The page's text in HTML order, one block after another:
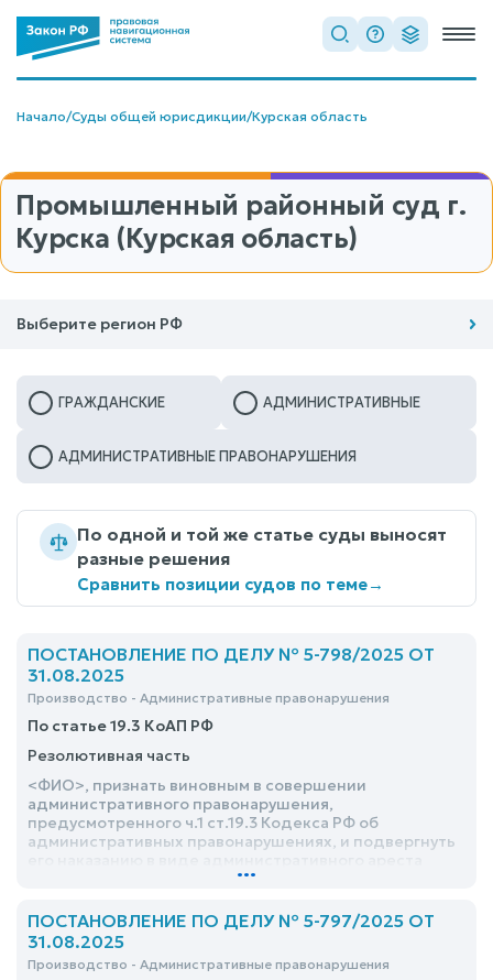
Начало/Суды общей юрисдикции/Курская область
Промышленный районный суд г.
Курска (Курская область)
Выберите регион РФ
ГРАЖДАНСКИЕ АДМИНИСТРАТИВНЫЕ
АДМИНИСТРАТИВНЫЕ ПРАВОНАРУШЕНИЯ
По одной и той же статье суды выносят
разные решения
Сравнить позиции судов по теме→
ПОСТАНОВЛЕНИЕ ПО ДЕЛУ № 5-798/2025 ОТ
31.08.2025
Производство - Административные правонарушения
По статье 19.3 КоАП РФ
Резолютивная часть
<ФИО>, признать виновным в совершении
административного правонарушения,
предусмотренного ч.1 ст.19.3 Кодекса РФ об
административных правонарушениях, и подвергнуть
сроком на – 02 (двое) суток с отбыванием наказания в
подвергнутых административному аресту УМВД
России по г.Курску
...
ПОСТАНОВЛЕНИЕ ПО ДЕЛУ № 5-797/2025 ОТ
31.08.2025
Производство - Административные правонарушения